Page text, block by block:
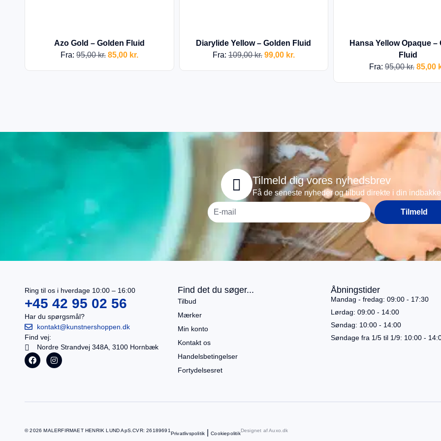
0,00 kr.
Se kurv
Azo Gold – Golden Fluid
Fra:95,00kr. 85,00 kr.
Diarylide Yellow – Golden Fluid
Fra:109,00kr. 99,00 kr.
Hansa Yellow Opaque –
Fluid
Fra:95,00kr. 85,00
Tilmeld dig vores nyhedsbrev
Få de seneste nyheder og tilbud direkte i din indbakke
Tilmeld
Ring til os i hverdage 10:00 – 16:00
+45 42 95 02 56
Har du spørgsmål?
kontakt@kunstnershoppen.dk
Find vej:
Nordre Strandvej 348A, 3100 Hornbæk
Find det du søger...
Tilbud
Mærker
Min konto
Kontakt os
Handelsbetingelser
Fortydelsesret
Åbningstider
Mandag - fredag: 09:00 - 17:30
Lørdag: 09:00 - 14:00
Søndag: 10:00 - 14:00
Søndage fra 1/5 til 1/9: 10:00 -
© 2026 MALERFIRMAET HENRIK LUND ApS.CVR: 26189691
Privatlivspolitik |Cookiepolitik
Designet afAuxo.dk